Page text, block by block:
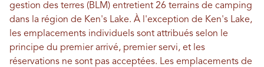
gestion des terres (BLM) entretient 26 terrains de camping
dans la région de Ken's Lake. À l'exception de Ken's Lake,
les emplacements individuels sont attribués selon le
principe du premier arrivé, premier servi, et les
réservations ne sont pas acceptées. Les emplacements de